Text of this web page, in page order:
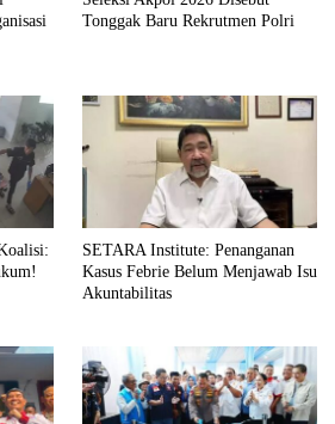
Tonggak Baru Rekrutmen Polri
SETARA Institute: Penanganan
Kasus Febrie Belum Menjawab Isu
Akuntabilitas